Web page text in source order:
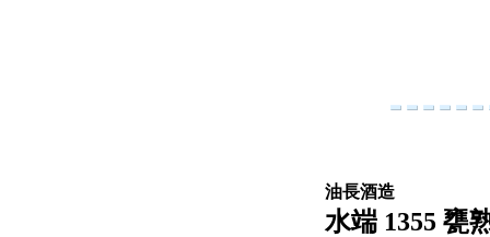
油長酒造
水端 1355 甕